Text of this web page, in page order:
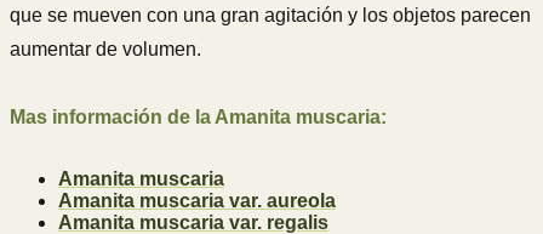
que se mueven con una gran agitación y los objetos parecen
aumentar de volumen.
Mas información de la Amanita muscaria:
Amanita muscaria
Amanita muscaria var. aureola
Amanita muscaria var. regalis